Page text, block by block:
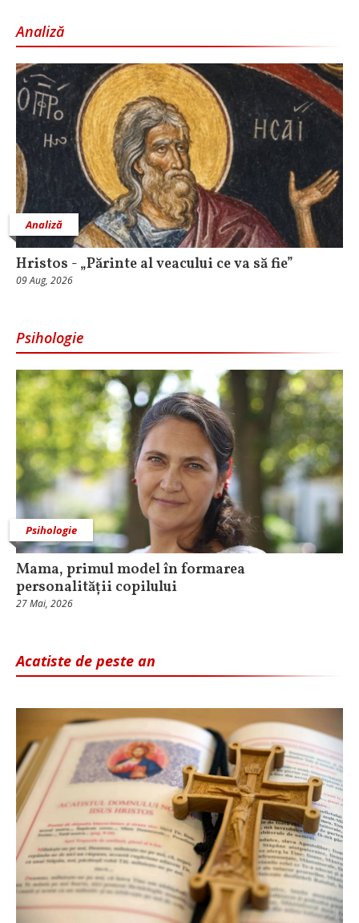
Analiză
Analiză
Hristos - „Părinte al veacului ce va să fie”
09 Aug, 2026
Psihologie
Psihologie
Mama, primul model în formarea
personalității copilului
27 Mai, 2026
Acatiste de peste an